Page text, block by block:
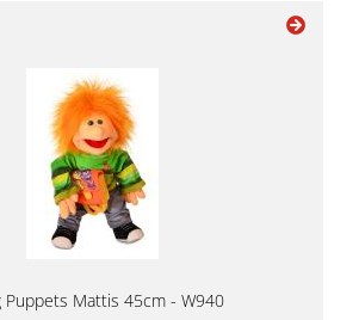
Puppets Mattis 45cm - W940